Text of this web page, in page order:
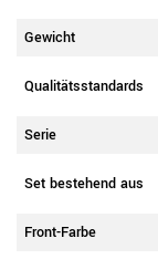
Gewicht
Qualitätsstandards
Serie
Set bestehend aus
Front-Farbe